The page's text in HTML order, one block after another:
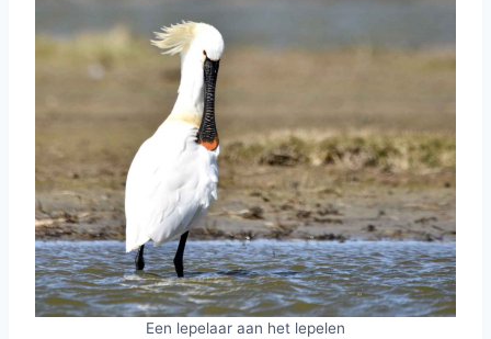
Een lepelaar aan het lepelen